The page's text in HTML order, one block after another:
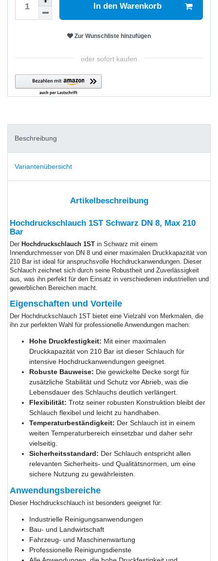
In den Warenkorb
Zur Wunschliste hinzufügen
oder sofort kaufen
Beschreibung
Variantenübersicht
Artikelbeschreibung
Hochdruckschlauch 1ST Schwarz DN 8, Max 210
Bar
Der Hochdruckschlauch 1STin Schwarz mit einem
Innendurchmesser von DN 8 und einer maximalen Druckkapazität von
210 Bar ist ideal für anspruchsvolle Hochdruckanwendungen. Dieser
Schlauch zeichnet sich durch seine Robustheit und Zuverlässigkeit
aus, was ihn perfekt für den Einsatz in verschiedenen industriellen und
gewerblichen Bereichen macht.
Eigenschaften und Vorteile
Der Hochdruckschlauch 1ST bietet eine Vielzahl von Merkmalen, die
ihn zur perfekten Wahl für professionelle Anwendungen machen:
Hohe Druckfestigkeit: Mit einer maximalen
Druckkapazität von 210 Bar ist dieser Schlauch für
intensive Hochdruckanwendungen geeignet.
Robuste Bauweise: Die gewickelte Decke sorgt für
zusätzliche Stabilität und Schutz vor Abrieb, was die
Lebensdauer des Schlauchs deutlich verlängert.
Flexibilität: Trotz seiner robusten Konstruktion bleibt der
Schlauch flexibel und leicht zu handhaben.
Temperaturbeständigkeit: Der Schlauch ist in einem
weiten Temperaturbereich einsetzbar und daher sehr
vielseitig.
Sicherheitsstandard: Der Schlauch entspricht allen
relevanten Sicherheits- und Qualitätsnormen, um eine
sichere Nutzung zu gewährleisten.
Anwendungsbereiche
Dieser Hochdruckschlauch ist besonders geeignet für:
Industrielle Reinigungsanwendungen
Bau- und Landwirtschaft
Fahrzeug- und Maschinenwartung
Professionelle Reinigungsdienste